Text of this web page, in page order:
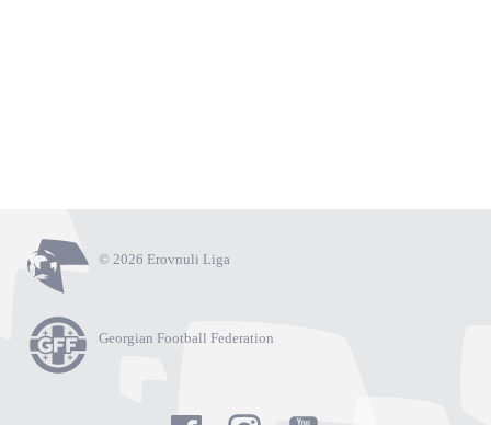
© 2026 Erovnuli Liga
Georgian Football Federation